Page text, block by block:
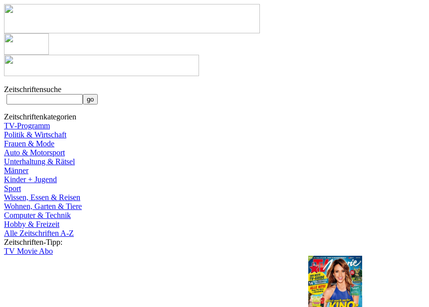
Zeitschriftensuche
Zeitschriftenkategorien
TV-Programm
Politik & Wirtschaft
Frauen & Mode
Auto & Motorsport
Unterhaltung & Rätsel
Männer
Kinder + Jugend
Sport
Wissen, Essen & Reisen
Wohnen, Garten & Tiere
Computer & Technik
Hobby & Freizeit
Alle Zeitschriften A-Z
Zeitschriften-Tipp:
TV Movie Abo